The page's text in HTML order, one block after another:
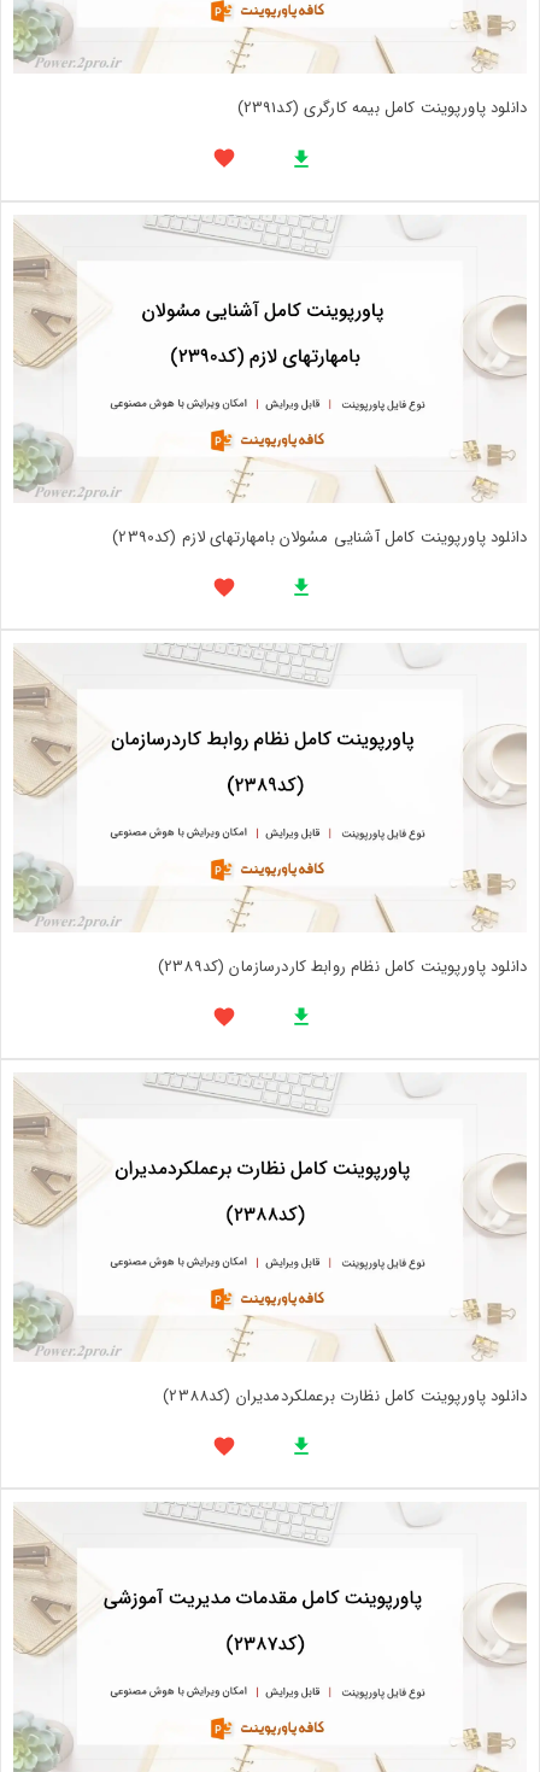
دانلود پاورپوینت کامل بیمه کارگری (کد2391)
دانلود پاورپوینت کامل آشنایی مسُولان بامهارتهای لازم (کد2390)
دانلود پاورپوینت کامل نظام روابط کاردرسازمان (کد2389)
دانلود پاورپوینت کامل نظارت برعملکردمدیران (کد2388)